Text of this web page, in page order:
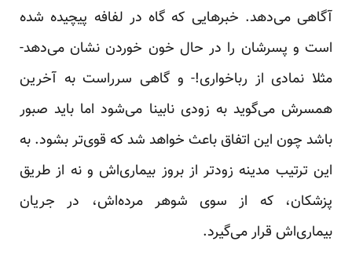
آگاهی می‌دهد. خبرهایی که گاه در لفافه پیچیده شده
است و پسرشان را در حال خون خوردن نشان می‌دهد-
مثلا نمادی از رباخواری!- و گاهی سرراست به آخرین
همسرش می‌گوید به زودی نابینا می‌شود اما باید صبور
باشد چون این اتفاق باعث خواهد شد که قوی‌تر بشود. به
این ترتیب مدینه زودتر از بروز بیماری‌اش و نه از طریق
پزشکان، که از سوی شوهر مرده‌اش، در جریان
بیماری‌اش قرار می‌گیرد.